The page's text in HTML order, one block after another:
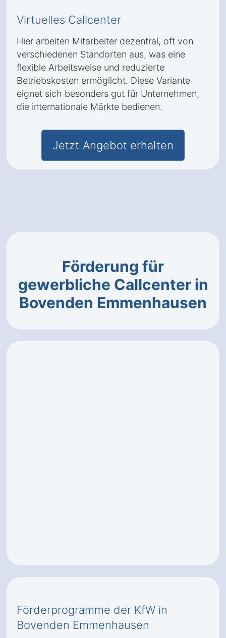
Virtuelles Callcenter
Hier arbeiten Mitarbeiter dezentral, oft von
verschiedenen Standorten aus, was eine
flexible Arbeitsweise und reduzierte
Betriebskosten ermöglicht. Diese Variante
eignet sich besonders gut für Unternehmen,
die internationale Märkte bedienen.
Jetzt Angebot erhalten
Förderung für
gewerbliche Callcenter in
Bovenden Emmenhausen
Förderprogramme der KfW in
Bovenden Emmenhausen